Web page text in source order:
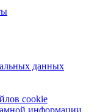
данных
cookie
информации